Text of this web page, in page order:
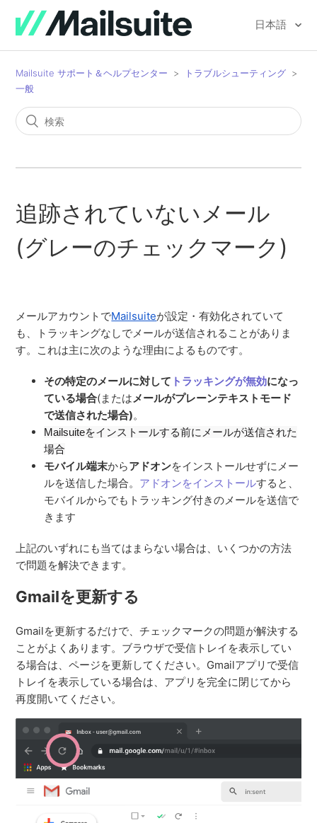
日本語
Mailsuite サポート＆ヘルプセンター
トラブルシューティング
一般
追跡されていないメール
(グレーのチェックマーク)
メールアカウントでMailsuiteが設定・有効化されていて
も、トラッキングなしでメールが送信されることがありま
す。これは主に次のような理由によるものです。
その特定のメールに対して トラッキングが無効になっ
ている場合(またはメールがプレーンテキストモード
で送信された場合)。
Mailsuiteをインストールする前にメールが送信された
場合
モバイル端末からアドオンをインストールせずにメー
ルを送信した場合。 アドオンをインストールすると、
モバイルからでもトラッキング付きのメールを送信で
きます
上記のいずれにも当てはまらない場合は、いくつかの方法
で問題を解決できます。
Gmailを更新する
Gmailを更新するだけで、チェックマークの問題が解決する
ことがよくあります。ブラウザで受信トレイを表示してい
る場合は、ページを更新してください。Gmailアプリで受信
トレイを表示している場合は、アプリを完全に閉じてから
再度開いてください。